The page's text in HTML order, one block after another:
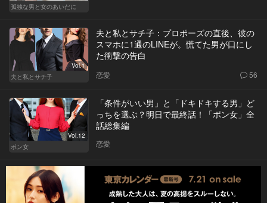
孤独な男と女のあいだに
Vol.1
夫と私とサチ子
夫と私とサチ子：プロポーズの直後、彼の
スマホに1通のLINEが。慌てた男が口にし
た衝撃の告白
恋愛 56
Vol.12
ポン女
「条件がいい男」と「ドキドキする男」ど
っちを選ぶ？明日で最終話！「ポン女」全
話総集編
恋愛